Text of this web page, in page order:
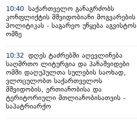
10:40 საქართველო განაგრძობს
კონფლიქტის მშვიდობიანი მოგვარების
პოლიტიკას - საგარეო უწყება აგვისტოს
ომზე
10:32
დღეს ტაძრებში აღევლინება
საღმრთო ლიტურგია და პანაშვიდები
ომში დაღუპულთა სულების საოხად,
ვლოცულობთ საქართველოს
მშვიდობის, ერთიანობისა და
ტერიტორიული მთლიანობისათვის -
საპატრიარქო